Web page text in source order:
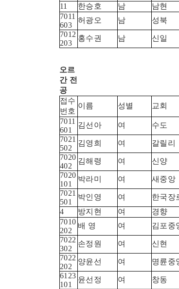
11
한승호 남
남현
7011
603
허광오 남
성북
7012
203
홍수권 남 신일
오르
간 전
공
접수
번호
이름 성별
교회
7011
601
김선아 여
수도
7021
502
김영희 여
갈릴리
7020
402
김해령 여
신양
7020
101
박라미 여
새중앙
7021
501
박인영 여
한국장
4
방지현 여
경향
7010
202
배 영 여
김포중
7022
302
손정원 여
신현
7022
202
양윤선 여
명륜중
6123
101
윤선정 여
창동